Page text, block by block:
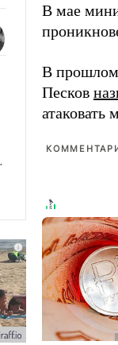
В мае
В прошлом
Песков
атаковать